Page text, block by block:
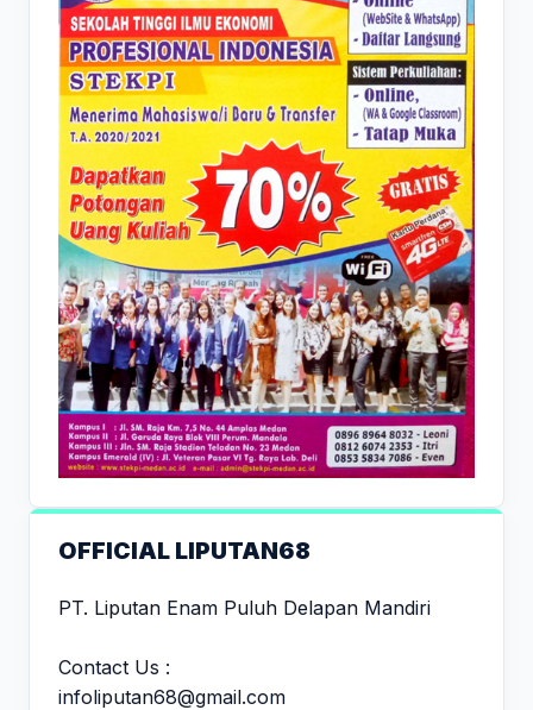
OFFICIAL LIPUTAN68
PT. Liputan Enam Puluh Delapan Mandiri
Contact Us :
infoliputan68@gmail.com